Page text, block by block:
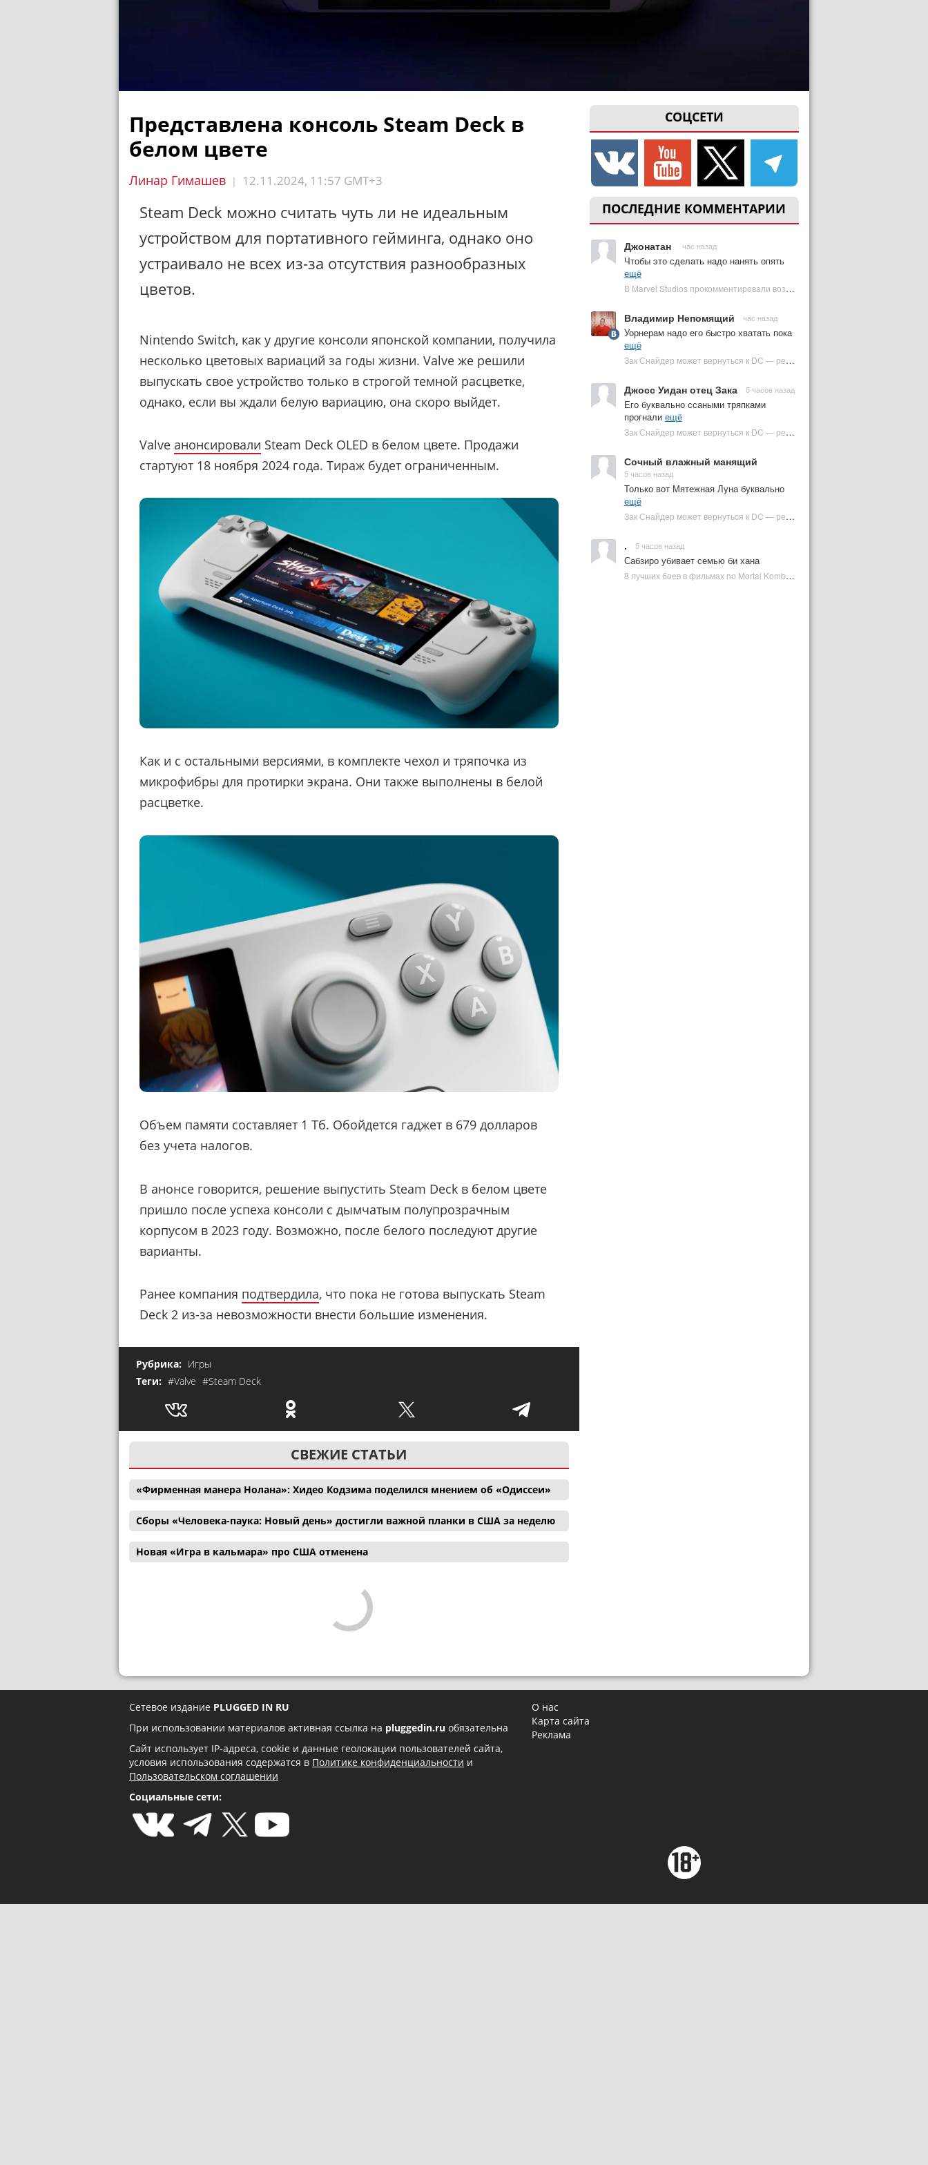
СОЦСЕТИ
ПОСЛЕДНИЕ КОММЕНТАРИИ
Джонатан час назад
Чтобы это сделать надо нанять опять
ещё
В Marvel Studios прокомментировали возвращение Канга на экраны | Plugged In Ru
Владимир Непомящий час назад
Уорнерам надо его быстро хватать пока
ещё
Зак Снайдер может вернуться к DC — режиссер общался с Warner Bros. (фото) | Plugged In Ru
Джосс Уидан отец Зака 5 часов назад
Его буквально ссаными тряпками
прогнали ещё
Зак Снайдер может вернуться к DC — режиссер общался с Warner Bros. (фото) | Plugged In Ru
Сочный влажный манящий
5 часов назад
Только вот Мятежная Луна буквально
ещё
Зак Снайдер может вернуться к DC — режиссер общался с Warner Bros. (фото) | Plugged In Ru
. 5 часов назад
Сабзиро убивает семью би хана
8 лучших боев в фильмах по Mortal Kombat: от «Смертельной битвы» до «Мортал Комбат 2» | Plugged In Ru
Представлена консоль Steam Deck в
белом цвете
Линар Гимашев | 12.11.2024, 11:57 GMT+3
Steam Deck можно считать чуть ли не идеальным
устройством для портативного гейминга, однако оно
устраивало не всех из-за отсутствия разнообразных
цветов.
Nintendo Switch, как у другие консоли японской компании, получила
несколько цветовых вариаций за годы жизни. Valve же решили
выпускать свое устройство только в строгой темной расцветке,
однако, если вы ждали белую вариацию, она скоро выйдет.
Valve анонсировали Steam Deck OLED в белом цвете. Продажи
стартуют 18 ноября 2024 года. Тираж будет ограниченным.
Как и с остальными версиями, в комплекте чехол и тряпочка из
микрофибры для протирки экрана. Они также выполнены в белой
расцветке.
Объем памяти составляет 1 Тб. Обойдется гаджет в 679 долларов
без учета налогов.
В анонсе говорится, решение выпустить Steam Deck в белом цвете
пришло после успеха консоли с дымчатым полупрозрачным
корпусом в 2023 году. Возможно, после белого последуют другие
варианты.
Ранее компания подтвердила, что пока не готова выпускать Steam
Deck 2 из-за невозможности внести большие изменения.
Рубрика: Игры
Теги: #Valve #Steam Deck
СВЕЖИЕ СТАТЬИ
«Фирменная манера Нолана»: Хидео Кодзима поделился мнением об «Одиссеи»
Сборы «Человека-паука: Новый день» достигли важной планки в США за неделю
Новая «Игра в кальмара» про США отменена
Сетевое издание PLUGGED IN RU
При использовании материалов активная ссылка на pluggedin.ru обязательна
Сайт использует IP-адреса, cookie и данные геолокации пользователей сайта,
условия использования содержатся в Политике конфиденциальности и
Пользовательском соглашении
Социальные сети:
О нас
Карта сайта
Реклама